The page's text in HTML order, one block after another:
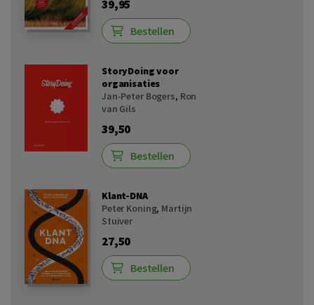
39,95
Bestellen
StoryDoing voor
organisaties
Jan-Peter Bogers, Ron
van Gils
39,50
Bestellen
Klant-DNA
Peter Koning, Martijn
Stuiver
27,50
Bestellen